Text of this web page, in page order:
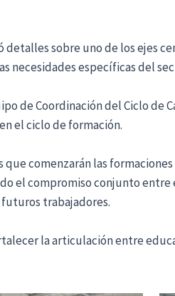
detalles sobre uno de los ejes
necesidades específicas del
de Coordinación del Ciclo de
el ciclo de formación.
comenzarán las
el compromiso conjunto entre
trabajadores.
la articulación entre